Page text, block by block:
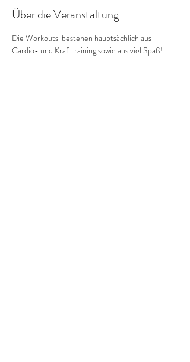
Über die Veranstaltung
Die Workouts  bestehen hauptsächlich aus
Cardio- und Krafttraining sowie aus viel Spaß!